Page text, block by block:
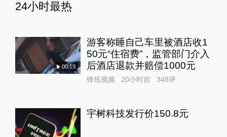
24小时最热
00:19
游客称睡自己车里被酒店收1
50元“住宿费”，监管部门介入
后酒店退款并赔偿1000元
锋线视频 20小时前 348评
宇树科技发行价150.8元